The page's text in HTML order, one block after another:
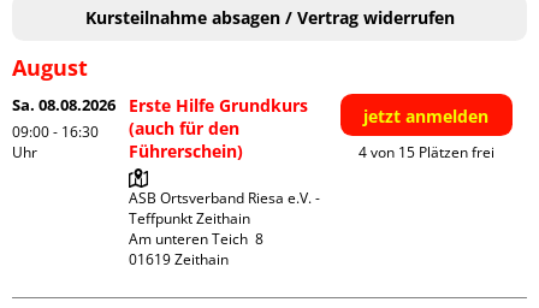
Kursteilnahme absagen / Vertrag widerrufen
August
Sa. 08.08.2026
09:00 - 16:30
Uhr
Erste Hilfe Grundkurs
(auch für den
Führerschein)
ASB Ortsverband Riesa e.V. -
Teffpunkt Zeithain
Am unteren Teich  8
jetzt anmelden
4 von 15 Plätzen frei